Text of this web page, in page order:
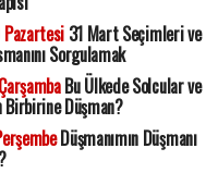
31 Mart Seçimleri ve
Sorgulamak
Bu Ülkede Solcular ve
Düşman?
Düşmanımın Düşmanı